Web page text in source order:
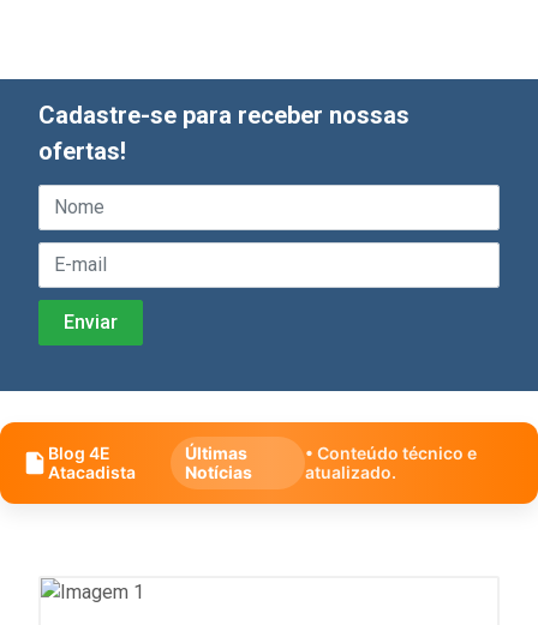
Cadastre-se para receber nossas
ofertas!
Blog 4E
Atacadista
Últimas
Notícias
• Conteúdo técnico e
atualizado.